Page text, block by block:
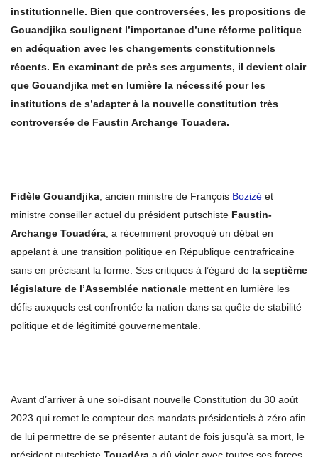
institutionnelle. Bien que controversées, les propositions de
Gouandjika soulignent l’importance d’une réforme politique
en adéquation avec les changements constitutionnels
récents. En examinant de près ses arguments, il devient clair
que Gouandjika met en lumière la nécessité pour les
institutions de s’adapter à la nouvelle constitution très
controversée de Faustin Archange Touadera.
Fidèle Gouandjika, ancien ministre de François Bozizé et
ministre conseiller actuel du président putschiste Faustin-
Archange Touadéra, a récemment provoqué un débat en
appelant à une transition politique en République centrafricaine
sans en précisant la forme. Ses critiques à l’égard de la septième
législature de l’Assemblée nationale mettent en lumière les
défis auxquels est confrontée la nation dans sa quête de stabilité
politique et de légitimité gouvernementale.
Avant d’arriver à une soi-disant nouvelle Constitution du 30 août
2023 qui remet le compteur des mandats présidentiels à zéro afin
de lui permettre de se présenter autant de fois jusqu’à sa mort, le